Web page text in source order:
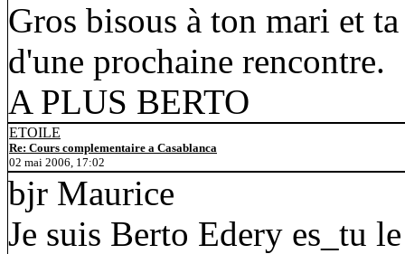
Gros bisous à ton mari et
d'une prochaine rencontre.
A PLUS BERTO
ETOILE
Re: Cours complementaire a Casablanca
02 mai 2006, 17:02
bjr Maurice
Je suis Berto Edery es_tu